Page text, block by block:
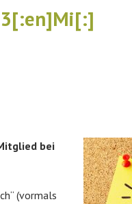
bei
(vormals